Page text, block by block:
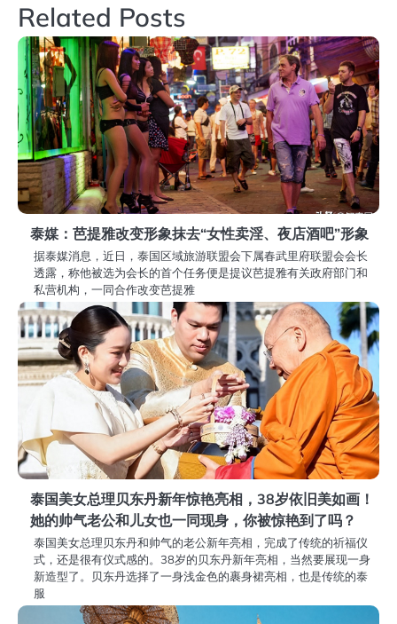
导
航
Related Posts
泰媒：芭提雅改变形象抹去“女性卖淫、夜店酒吧”形象
据泰媒消息，近日，泰国区域旅游联盟会下属春武里府联盟会会长
透露，称他被选为会长的首个任务便是提议芭提雅有关政府部门和
私营机构，一同合作改变芭提雅
泰国美女总理贝东丹新年惊艳亮相，38岁依旧美如画！
她的帅气老公和儿女也一同现身，你被惊艳到了吗？
泰国美女总理贝东丹和帅气的老公新年亮相，完成了传统的祈福仪
式，还是很有仪式感的。38岁的贝东丹新年亮相，当然要展现一身
新造型了。贝东丹选择了一身浅金色的裹身裙亮相，也是传统的泰
服